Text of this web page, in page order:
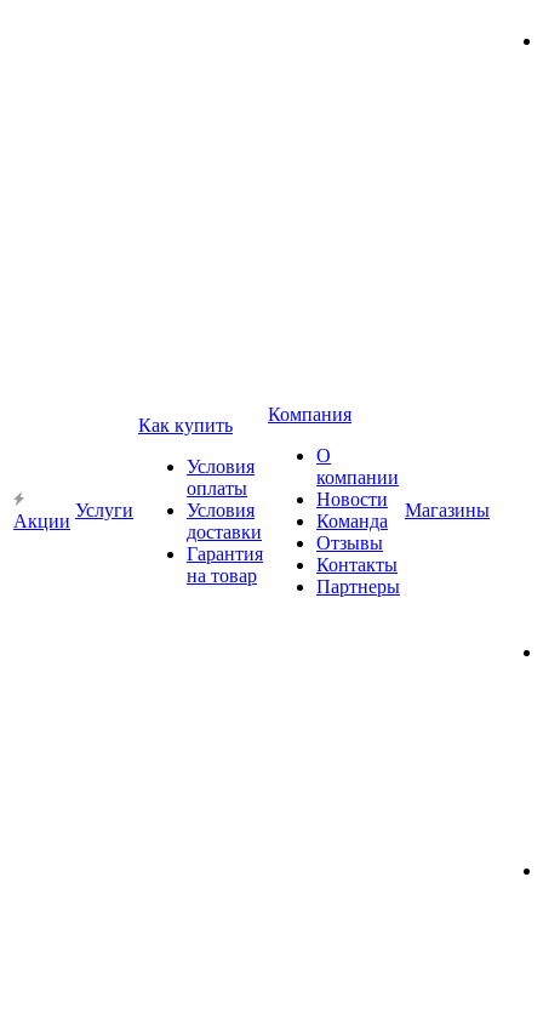
Акции
Услуги
Как купить
Условия
оплаты
Условия
доставки
Гарантия
на товар
Компания
О
компании
Новости
Команда
Отзывы
Контакты
Партнеры
Магазины